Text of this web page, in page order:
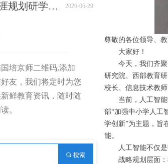
尊敬的各位领导、
大家好！
今天，我们齐
研究院、西部教育
校长、信息技术教
当前，人工智
部“加强中小学人工
学创新”为主题，旨
能。
人工智能不仅
战略规划层面
끠 搜索
2026-06-29
2026 准大学生生涯规划研学营招生代理火热招募中
培京师二维码,添加
友，我们将定时为您
鲜教育资讯，随时随
。